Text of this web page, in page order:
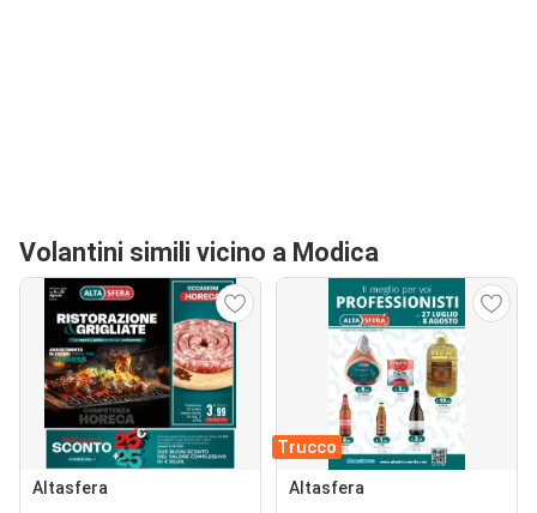
Volantini simili vicino a Modica
Altasfera
Trucco
Altasfera